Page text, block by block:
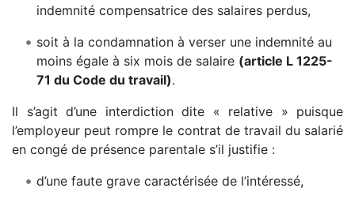
indemnité compensatrice des salaires perdus,
soit à la condamnation à verser une indemnité au
moins égale à six mois de salaire (article L 1225-
71 du Code du travail).
Il s’agit d’une interdiction dite « relative » puisque
l’employeur peut rompre le contrat de travail du salarié
en congé de présence parentale s’il justifie :
d’une faute grave caractérisée de l’intéressé,